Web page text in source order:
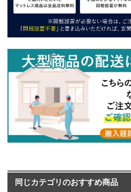
同じカテゴリのおすすめ商品